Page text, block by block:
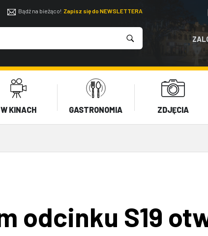
Bądź na bieżąco! Zapisz się do NEWSLETTERA
W KINACH GASTRONOMIA ZDJĘCIA
odcinku S19